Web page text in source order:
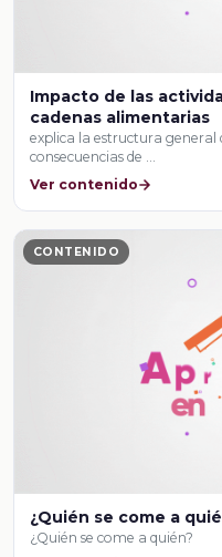
Impacto de las
cadenas alimentarias
explica la estructura general
consecuencias de …
Ver contenido
CONTENIDO
¿Quién se come a
¿Quién se come a quién?